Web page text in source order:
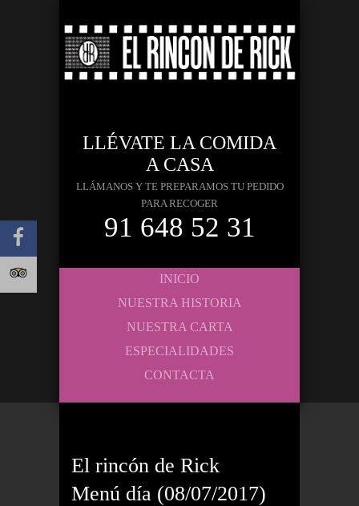
LLÉVATE LA COMIDA
A CASA
LLÁMANOS Y TE PREPARAMOS TU PEDIDO
PARA RECOGER
91 648 52 31
INICIO
NUESTRA HISTORIA
NUESTRA CARTA
ESPECIALIDADES
CONTACTA
El rincón de Rick
Menú día (08/07/2017)